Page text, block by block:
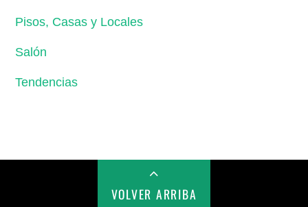
Pisos, Casas y Locales
Salón
Tendencias
VOLVER ARRIBA